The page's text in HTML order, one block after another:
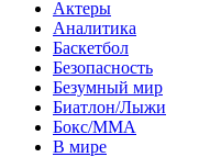
Актеры
Аналитика
Баскетбол
Безопасность
Безумный мир
Биатлон/Лыжи
Бокс/MMA
В мире